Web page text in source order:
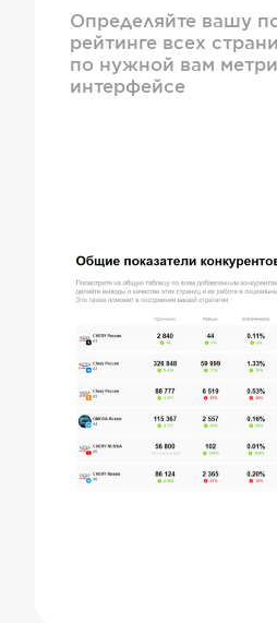
Определяйте вашу
рейтинге всех
по нужной вам
интерфейсе